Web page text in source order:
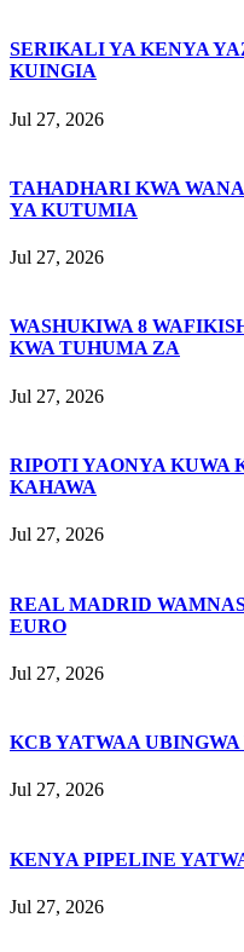
SERIKALI YA KENYA
KUINGIA
Jul 27, 2026
TAHADHARI KWA
YA KUTUMIA
Jul 27, 2026
WASHUKIWA 8
KWA TUHUMA ZA
Jul 27, 2026
RIPOTI YAONYA KUWA
KAHAWA
Jul 27, 2026
REAL MADRID
EURO
Jul 27, 2026
KCB YATWAA
Jul 27, 2026
KENYA PIPELINE
Jul 27, 2026